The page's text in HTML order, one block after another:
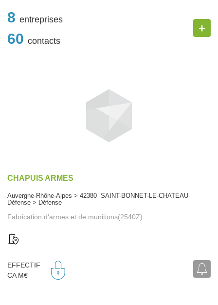
8 entreprises
60 contacts
+
CHAPUIS ARMES
Auvergne-Rhône-Alpes > 42380 SAINT-BONNET-LE-CHATEAU
Défense > Défense
Fabrication d'armes et de munitions(2540Z)
EFFECTIF
CA M€